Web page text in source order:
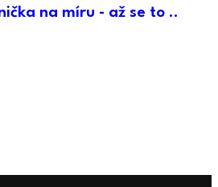
na míru - až se to ..